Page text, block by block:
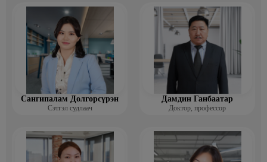
Сангипалам Долгорсүрэн
Сэтгэл судлаач
Дамдин Ганбаатар
Доктор, профессор